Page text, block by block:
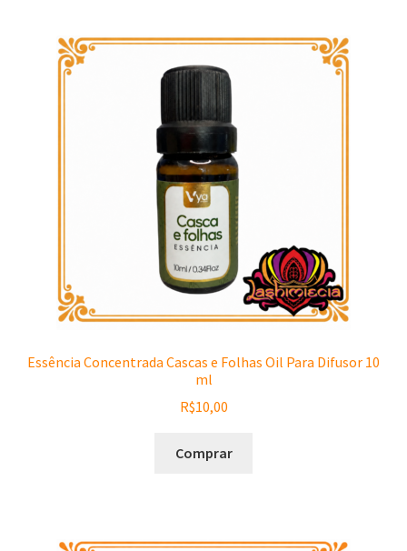
Essência Concentrada Cascas e Folhas Oil Para Difusor 10
ml
R$10,00
Comprar